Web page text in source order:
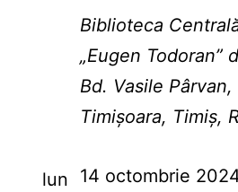
Biblioteca
„Eugen Todoran”
Bd. Vasile
Timișoara, Timiș,
lun
14 octombrie